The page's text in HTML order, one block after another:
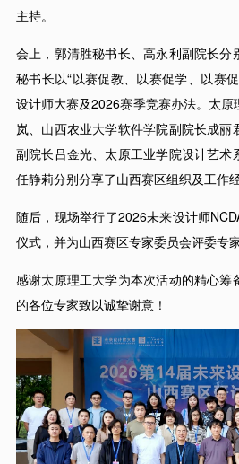
主持。
会上，郭清胜秘书长、高永利副院长分
秘书长以“以赛促教、以赛促学、以赛
设计师大赛及2026赛季竞赛办法。太
岚、山西农业大学软件学院副院长成丽
副院长吕金光、太原工业学院设计艺术
任静莉分别分享了山西赛区组织及工作经
随后，现场举行了2026未来设计师
仪式，并为山西赛区专家委员会评委专家
感谢太原理工大学为本次活动的精心筹
的各位专家致以诚挚谢意！